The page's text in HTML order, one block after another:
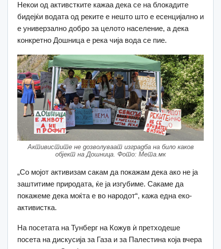
Некои од активстките кажаа дека се на блокадите
бидејќи водата од реките е нешто што е есенцијално и
е универзално добро за целото население, а дека
конкретно Дошница е река чија вода се пие.
Aктивистите не дозволуваат изградба на било каков
објект на Дошница. Фото: Мета.мк
„Со мојот активизам сакам да покажам дека ако не ја
заштитиме природата, ќе ја изгубиме. Сакаме да
покажеме дека моќта е во народот“, кажа една еко-
активистка.
На посетата на Тунберг на Кожув ѝ претходеше
посета на дискусија за Газа и за Палестина која вчера